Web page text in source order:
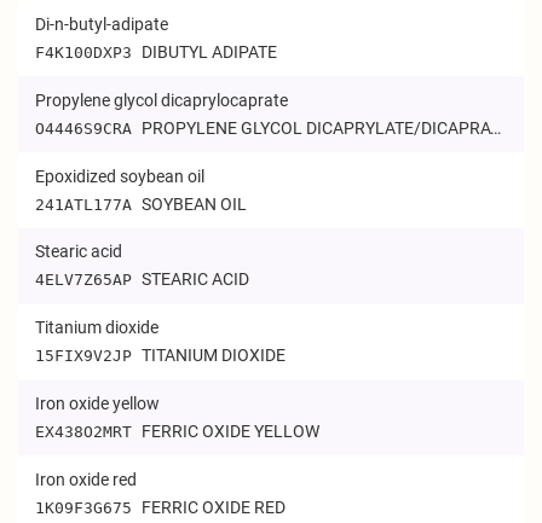
Di-n-butyl-adipate
F4K100DXP3 DIBUTYL ADIPATE
Propylene glycol dicaprylocaprate
O4446S9CRA PROPYLENE GLYCOL DICAPRYLATE/DICAPRATE
Epoxidized soybean oil
241ATL177ASOYBEAN OIL
Stearic acid
4ELV7Z65APSTEARIC ACID
Titanium dioxide
15FIX9V2JPTITANIUM DIOXIDE
Iron oxide yellow
EX438O2MRT FERRIC OXIDE YELLOW
Iron oxide red
1K09F3G675 FERRIC OXIDE RED